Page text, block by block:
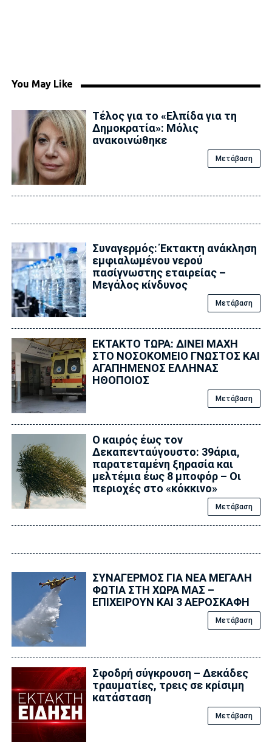
You May Like
Τέλος για το «Ελπίδα για τη
Δημοκρατία»: Μόλις
ανακοινώθηκε
Μετάβαση
Συναγερμός: Έκτακτη ανάκληση
εμφιαλωμένου νερού
πασίγνωστης εταιρείας –
Μεγάλος κίνδυνος
Μετάβαση
ΕΚΤΑΚΤΟ ΤΩΡΑ: ΔΙΝΕΙ ΜΑΧΗ
ΣΤΟ ΝΟΣΟΚΟΜΕΙΟ ΓΝΩΣΤΟΣ ΚΑΙ
ΑΓΑΠΗΜΕΝΟΣ ΕΛΛΗΝΑΣ
ΗΘΟΠΟΙΟΣ
Μετάβαση
Ο καιρός έως τον
Δεκαπενταύγουστο: 39άρια,
παρατεταμένη ξηρασία και
μελτέμια έως 8 μποφόρ – Οι
περιοχές στο «κόκκινο»
Μετάβαση
ΣΥΝΑΓΕΡΜΟΣ ΓΙΑ ΝΕΑ ΜΕΓΑΛΗ
ΦΩΤΙΑ ΣΤΗ ΧΩΡΑ ΜΑΣ –
ΕΠΙΧΕΙΡΟΥΝ ΚΑΙ 3 ΑΕΡΟΣΚΑΦΗ
Μετάβαση
Σφοδρή σύγκρουση – Δεκάδες
τραυματίες, τρεις σε κρίσιμη
κατάσταση
Μετάβαση